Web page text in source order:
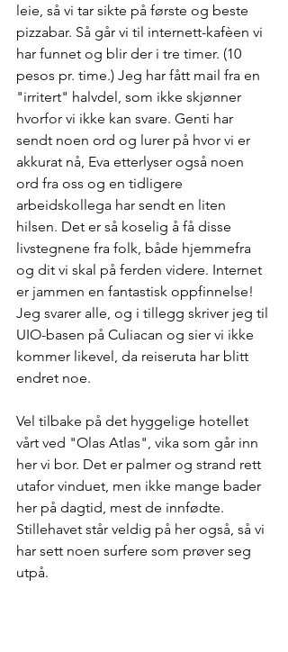
leie, så vi tar sikte på første og beste
pizzabar. Så går vi til internett-kafèen vi
har funnet og blir der i tre timer. (10
pesos pr. time.) Jeg har fått mail fra en
"irritert" halvdel, som ikke skjønner
hvorfor vi ikke kan svare. Genti har
sendt noen ord og lurer på hvor vi er
akkurat nå, Eva etterlyser også noen
ord fra oss og en tidligere
arbeidskollega har sendt en liten
hilsen. Det er så koselig å få disse
livstegnene fra folk, både hjemmefra
og dit vi skal på ferden videre. Internet
er jammen en fantastisk oppfinnelse!
Jeg svarer alle, og i tillegg skriver jeg til
UIO-basen på Culiacan og sier vi ikke
kommer likevel, da reiseruta har blitt
endret noe.
Vel tilbake på det hyggelige hotellet
vårt ved "Olas Atlas", vika som går inn
her vi bor. Det er palmer og strand rett
utafor vinduet, men ikke mange bader
her på dagtid, mest de innfødte.
Stillehavet står veldig på her også, så vi
har sett noen surfere som prøver seg
utpå.